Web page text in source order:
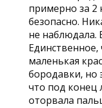
примерно за 2
безопасно.
не наблюдала.
Единственное,
маленькая
бородавки, но
что под конец
оторвала